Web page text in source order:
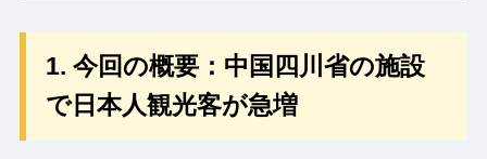
1. 今回の概要：中国四川省の施設
で日本人観光客が急増